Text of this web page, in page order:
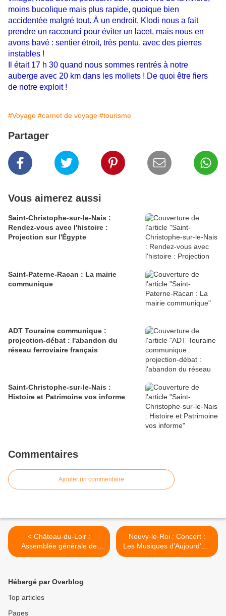
moins bucolique mais plus rapide, quoique bien
accidentée malgré tout. À un endroit, Klodi nous a fait
prendre un raccourci pour éviter un lacet, mais nous en
avons bavé : sentier étroit, très pentu, avec des pierres
instables !
Il était 17 h 30 quand nous sommes rentrés à notre
auberge avec 20 km dans les mollets ! De quoi être fiers
de notre exploit !
#Voyage #carnet de voyage #tourisme
Partager
Vous aimerez aussi
Saint-Christophe-sur-le-Nais :
Rendez-vous avec l'histoire :
Projection sur l'Égypte
Saint-Paterne-Racan : La mairie
communique
ADT Touraine communique :
projection-débat : l'abandon du
réseau ferroviaire français
Saint-Christophe-sur-le-Nais :
Histoire et Patrimoine vos informe
Commentaires
Ajouter un commentaire
< Château-du-Loir :
Assemblée générale de
Pédibus
Neuvy-le-Roi : Concert :
Les Musiques d’Aujourd’hui
s’invitent à Neuvy-le-Roi >
Hébergé par Overblog
Top articles
Pages